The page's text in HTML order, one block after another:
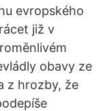
evropského
již v
obavy ze
z hrozby, že